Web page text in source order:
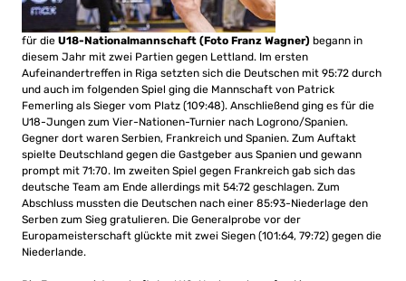
für die U18-Nationalmannschaft (Foto Franz Wagner) begann in
diesem Jahr mit zwei Partien gegen Lettland. Im ersten
Aufeinandertreffen in Riga setzten sich die Deutschen mit 95:72 durch
und auch im folgenden Spiel ging die Mannschaft von Patrick
Femerling als Sieger vom Platz (109:48). Anschließend ging es für die
U18-Jungen zum Vier-Nationen-Turnier nach Logrono/Spanien.
Gegner dort waren Serbien, Frankreich und Spanien. Zum Auftakt
spielte Deutschland gegen die Gastgeber aus Spanien und gewann
prompt mit 71:70. Im zweiten Spiel gegen Frankreich gab sich das
deutsche Team am Ende allerdings mit 54:72 geschlagen. Zum
Abschluss mussten die Deutschen nach einer 85:93-Niederlage den
Serben zum Sieg gratulieren. Die Generalprobe vor der
Europameisterschaft glückte mit zwei Siegen (101:64, 79:72) gegen die
Niederlande.